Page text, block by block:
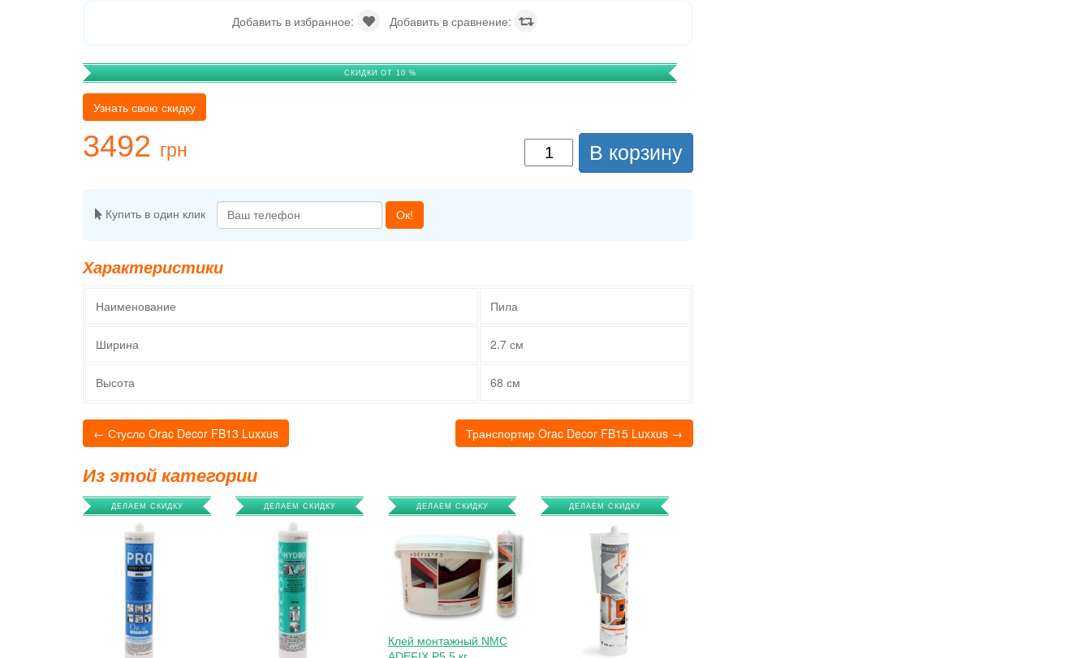
Добавить в избранное: Добавить в сравнение:
СКИДКИ ОТ 10 %
Узнать свою скидку
3492 грн В корзину
Купить в один клик Ок!
Характеристики
Наименование Пила
Ширина 2.7 см
Высота 68 см
← Стусло Orac Decor FB13 Luxxus Транспортир Orac Decor FB15 Luxxus →
Из этой категории
ДЕЛАЕМ СКИДКУ ДЕЛАЕМ СКИДКУ ДЕЛАЕМ СКИДКУ
Клей монтажный NMC
ДЕЛАЕМ СКИДКУ